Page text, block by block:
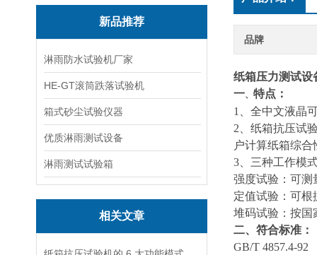
新品推荐
淋雨防水试验机厂家
HE-GT滚筒跌落试验机
箱式砂尘试验仪器
优质淋雨测试设备
淋雨测试试验箱
相关文章
品牌
纸箱压力测试设
一、 特点：
1、全中文液晶
2 、纸箱抗压试
户计算纸箱综合
3 、三种工作模
强度试验：可测
定值试验：可根
堆码试验：按国
二、符合标准：
GB/T 4857.4-